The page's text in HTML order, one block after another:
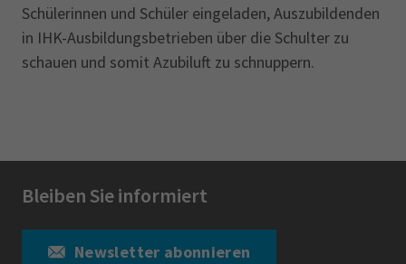
Schülerinnen und Schüler eingeladen, Auszubildenden
in IHK-Ausbildungsbetrieben über die Schulter zu
schauen und somit Azubiluft zu schnuppern.
Bleiben Sie informiert
Newsletter abonnieren